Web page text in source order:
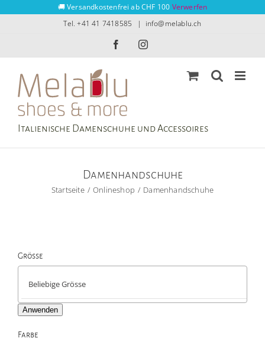
🚚 Versandkostenfrei ab CHF 100 Verwerfen
Tel. +41 41 7418585 | info@melablu.ch
FacebookInstagram
Italienische Damenschuhe und Accessoires
Damenhandschuhe
Startseite Onlineshop Damenhandschuhe
Grösse
Anwenden
Farbe